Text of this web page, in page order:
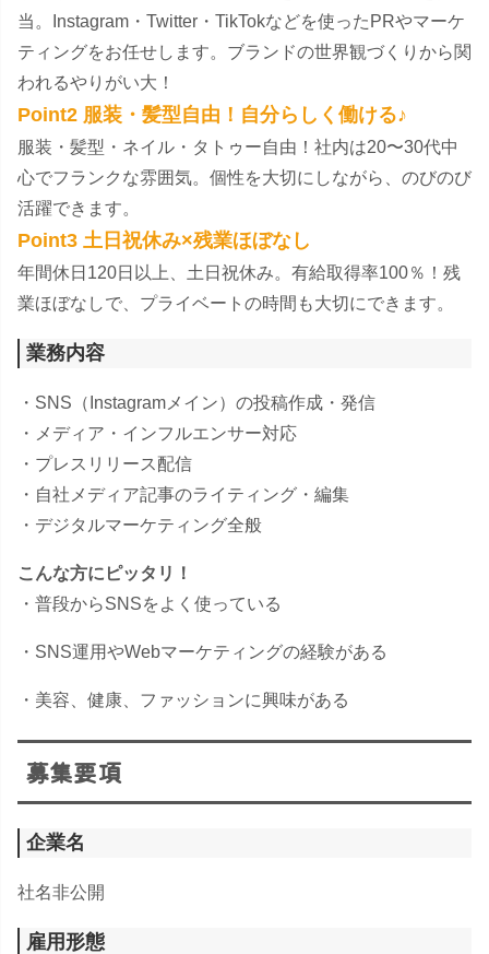
当。Instagram・Twitter・TikTokなどを使ったPRやマーケ
ティングをお任せします。ブランドの世界観づくりから関
われるやりがい大！
Point2 服装・髪型自由！自分らしく働ける♪
服装・髪型・ネイル・タトゥー自由！社内は20〜30代中
心でフランクな雰囲気。個性を大切にしながら、のびのび
活躍できます。
Point3 土日祝休み×残業ほぼなし
年間休日120日以上、土日祝休み。有給取得率100％！残
業ほぼなしで、プライベートの時間も大切にできます。
業務内容
・SNS（Instagramメイン）の投稿作成・発信
・メディア・インフルエンサー対応
・プレスリリース配信
・自社メディア記事のライティング・編集
・デジタルマーケティング全般
こんな方にピッタリ！
・普段からSNSをよく使っている
・SNS運用やWebマーケティングの経験がある
・美容、健康、ファッションに興味がある
募集要項
企業名
社名非公開
雇用形態